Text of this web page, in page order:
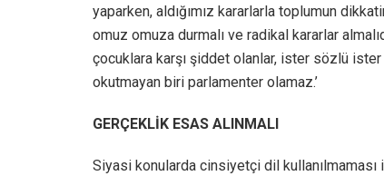
yaparken, aldığımız kararlarla toplumun
omuz omuza durmalı ve radikal kararlar
çocuklara karşı şiddet olanlar, ister sözlü ister
okutmayan biri parlamenter olamaz.’
GERÇEKLİK ESAS ALINMALI
Siyasi konularda cinsiyetçi dil kullanılmaması